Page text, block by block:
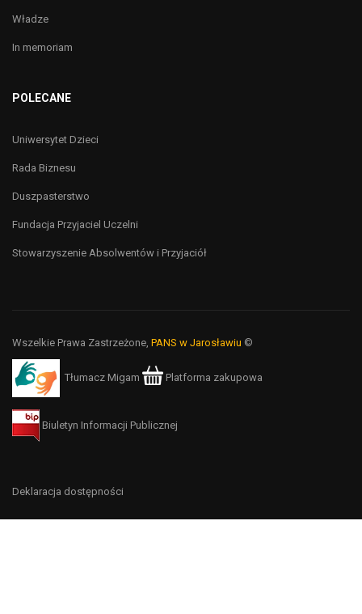
Władze
In memoriam
POLECANE
Uniwersytet Dzieci
Rada Biznesu
Duszpasterstwo
Fundacja Przyjaciel Uczelni
Stowarzyszenie Absolwentów i Przyjaciół
Wszelkie Prawa Zastrzeżone, PANS w Jarosławiu ©
Tłumacz Migam Platforma zakupowa
Biuletyn Informacji Publicznej
Deklaracja dostępności